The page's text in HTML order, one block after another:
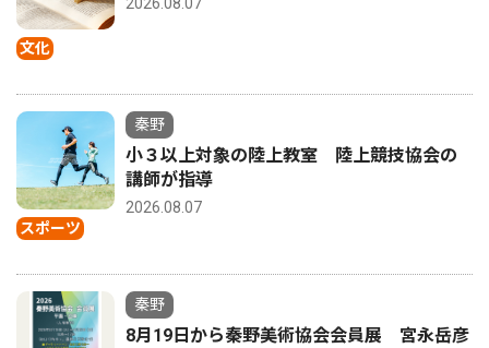
文化
スポーツ
秦野
小３以上対象の陸上教室 陸上競技協会の
講師が指導
2026.08.07
秦野
8月19日から秦野美術協会会員展 宮永岳彦